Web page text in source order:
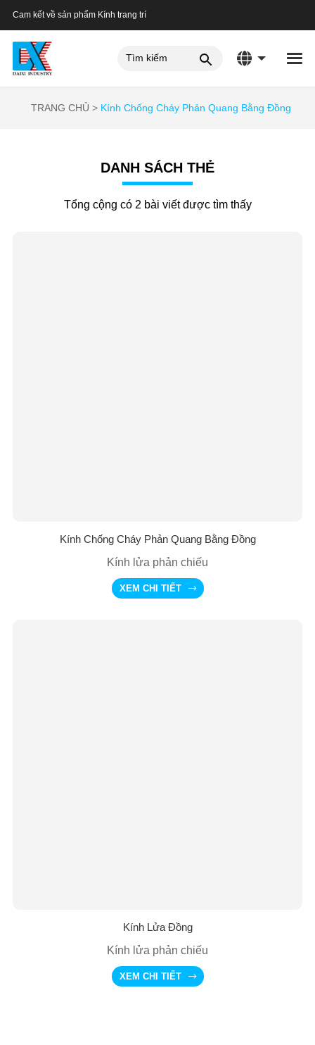
Cam kết về sản phẩm Kính trang trí
TRANG CHỦ Kính Chống Cháy Phản Quang Bằng Đồng
DANH SÁCH THẺ
Tổng cộng có 2 bài viết được tìm thấy
Kính Chống Cháy Phản Quang Bằng Đồng
Kính lửa phản chiếu
XEM CHI TIẾT
Kính Lửa Đồng
Kính lửa phản chiếu
XEM CHI TIẾT